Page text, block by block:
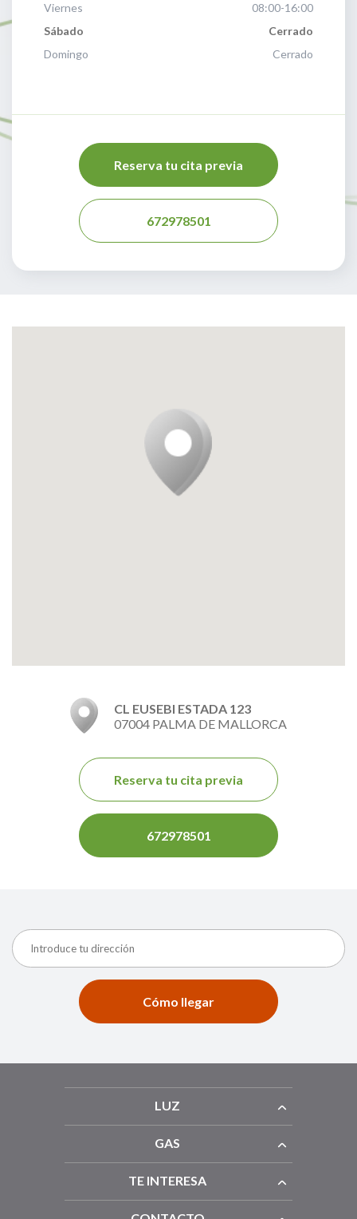
Viernes
08:00-16:00
Sábado
Cerrado
Domingo
Cerrado
Reserva tu cita previa
672978501
CL EUSEBI ESTADA 123
07004 PALMA DE MALLORCA
Reserva tu cita previa
672978501
Cómo llegar
LUZ
GAS
TE INTERESA